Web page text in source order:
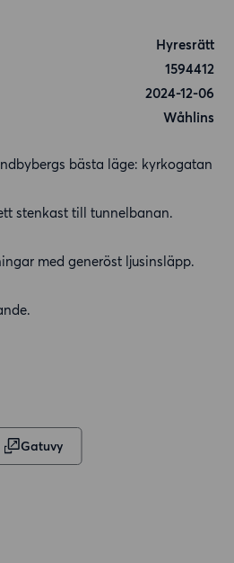
Hyresrätt
1594412
2024-12-06
Wåhlins
bästa läge: kyrkogatan
stenkast till tunnelbanan.
med generöst ljusinsläpp.
Gatuvy